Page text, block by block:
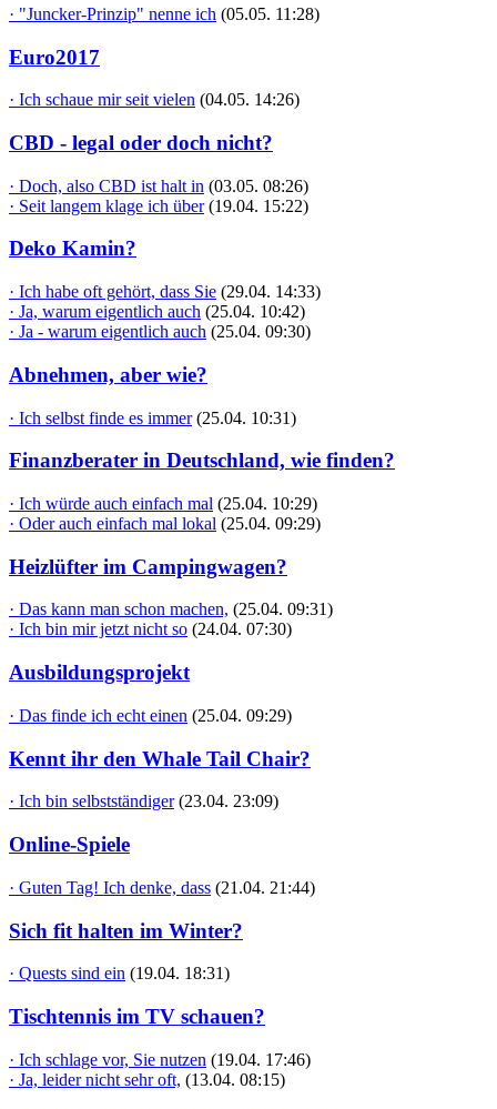
· "Juncker-Prinzip" nenne ich (05.05. 11:28)
Euro2017
· Ich schaue mir seit vielen (04.05. 14:26)
CBD - legal oder doch nicht?
· Doch, also CBD ist halt in (03.05. 08:26)
· Seit langem klage ich über (19.04. 15:22)
Deko Kamin?
· Ich habe oft gehört, dass Sie (29.04. 14:33)
· Ja, warum eigentlich auch (25.04. 10:42)
· Ja - warum eigentlich auch (25.04. 09:30)
Abnehmen, aber wie?
· Ich selbst finde es immer (25.04. 10:31)
Finanzberater in Deutschland, wie finden?
· Ich würde auch einfach mal (25.04. 10:29)
· Oder auch einfach mal lokal (25.04. 09:29)
Heizlüfter im Campingwagen?
· Das kann man schon machen, (25.04. 09:31)
· Ich bin mir jetzt nicht so (24.04. 07:30)
Ausbildungsprojekt
· Das finde ich echt einen (25.04. 09:29)
Kennt ihr den Whale Tail Chair?
· Ich bin selbstständiger (23.04. 23:09)
Online-Spiele
· Guten Tag! Ich denke, dass (21.04. 21:44)
Sich fit halten im Winter?
· Quests sind ein (19.04. 18:31)
Tischtennis im TV schauen?
· Ich schlage vor, Sie nutzen (19.04. 17:46)
· Ja, leider nicht sehr oft, (13.04. 08:15)